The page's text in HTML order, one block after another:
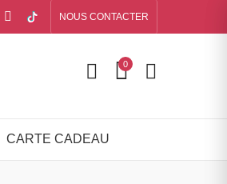
NOUS CONTACTER
0
CARTE CADEAU